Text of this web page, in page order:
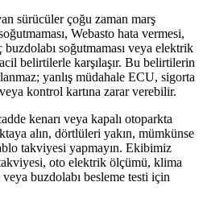
sürücüler çoğu zaman marş
Webasto hata vermesi,
buzdolabı soğutmaması veya elektrik
belirtilerle karşılaşır. Bu belirtilerin
yanlış müdahale ECU, sigorta
kontrol kartına zarar verebilir.
kenarı veya kapalı otoparkta
alın, dörtlüleri yakın, mümkünse
takviyesi yapmayın. Ekibimiz
oto elektrik ölçümü, klima
buzdolabı besleme testi için